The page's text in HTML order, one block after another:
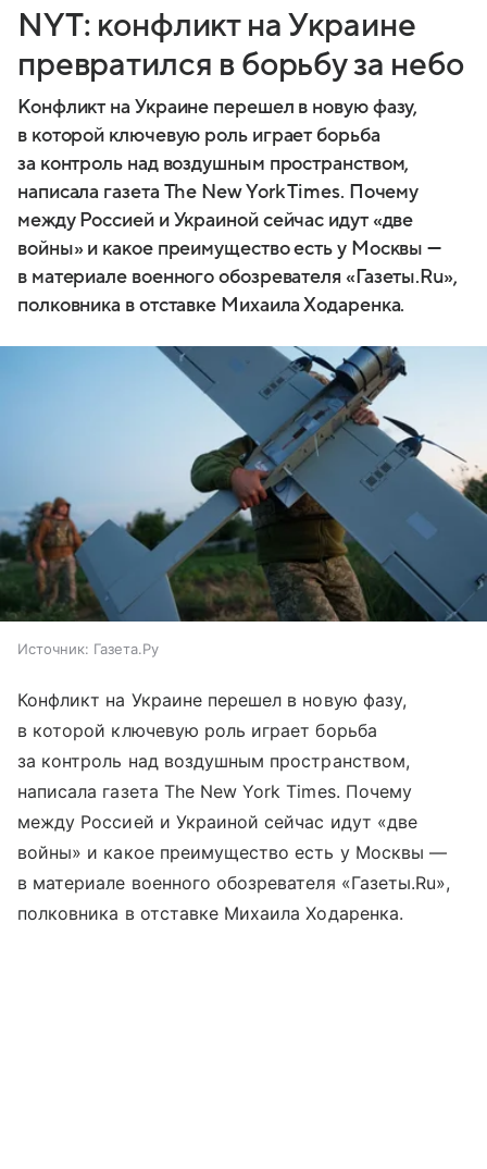
NYT: конфликт на Украине
превратился в борьбу за небо
Конфликт на Украине перешел в новую фазу,
в которой ключевую роль играет борьба
за контроль над воздушным пространством,
написала газета The New York Times. Почему
между Россией и Украиной сейчас идут «две
войны» и какое преимущество есть у Москвы —
в материале военного обозревателя «Газеты.Ru»,
полковника в отставке Михаила Ходаренка.
Источник: Газета.Ру
Конфликт на Украине перешел в новую фазу,
в которой ключевую роль играет борьба
за контроль над воздушным пространством,
написала газета The New York Times. Почему
между Россией и Украиной сейчас идут «две
войны» и какое преимущество есть у Москвы —
в материале военного обозревателя «Газеты.Ru»,
полковника в отставке Михаила Ходаренка.